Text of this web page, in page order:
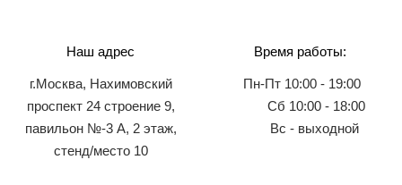
Наш адрес
г.Москва, Нахимовский
проспект 24 строение 9,
павильон №-3 А, 2 этаж,
стенд/место 10
Время работы:
Пн-Пт 10:00 - 19:00
Сб 10:00 - 18:00
Вс - выходной